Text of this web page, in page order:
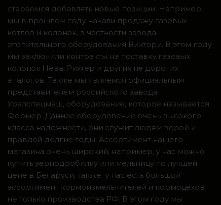
стараемся добавлять новые позиции. Например,
мы в прошлом году начали продажу газовых
котлов и колонок, в частности завода
отопительного оборудования Виктори. В этом году
мы заключили контракты на поставку газовых
колонок Нева, Рихтер и других не дорогих
аналогов. Также мы являемся официальным
представителем российского завода
Уралспецмаш, оборудование, которое называется
Фермер. Данное оборудование очень высокого
класса надежности, они служит людям верой и
правдой долгие годы. Ассортимент нашего
магазина очень широкий, например, у нас можно
купить зернодробилку или мельницу по лучшей
цене в Беларуси, также у нас есть большой
ассортимент кормоизмельчителей и кормоцехов
не только производства РФ. В этом году мы